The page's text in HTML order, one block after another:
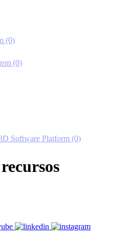
(0)
(0)
Software Platform (0)